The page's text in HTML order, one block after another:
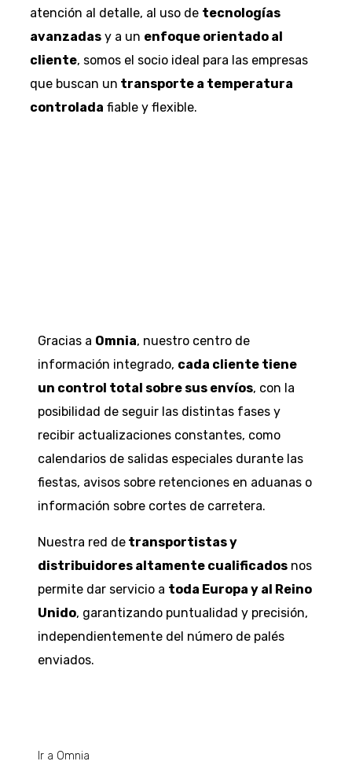
atención al detalle, al uso de tecnologías
avanzadas y a un enfoque orientado al
cliente, somos el socio ideal para las empresas
que buscan un transporte a temperatura
controlada fiable y flexible.
Gracias a Omnia, nuestro centro de
información integrado, cada cliente tiene
un control total sobre sus envíos, con la
posibilidad de seguir las distintas fases y
recibir actualizaciones constantes, como
calendarios de salidas especiales durante las
fiestas, avisos sobre retenciones en aduanas o
información sobre cortes de carretera.
Nuestra red de transportistas y
distribuidores altamente cualificados nos
permite dar servicio a toda Europa y al Reino
Unido, garantizando puntualidad y precisión,
independientemente del número de palés
enviados.
Ir a Omnia